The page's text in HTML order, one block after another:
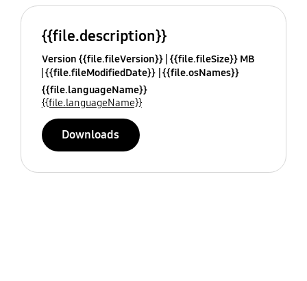
{{file.description}}
Version {{file.fileVersion}} {{file.fileSize}} MB
{{file.fileModifiedDate}} {{file.osNames}}
{{file.languageName}}
{{file.languageName}}
Downloads